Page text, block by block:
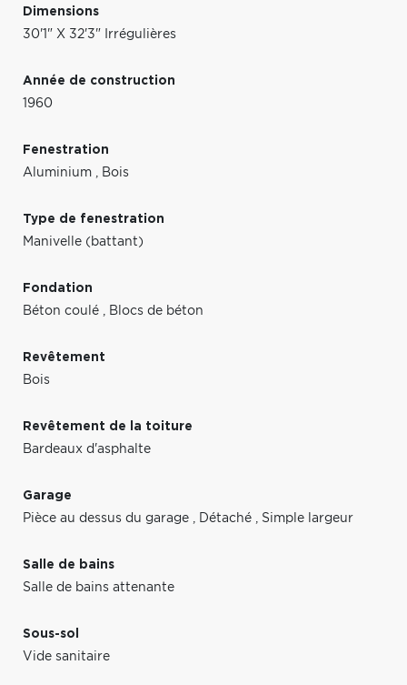
Dimensions
30'1" X 32'3" Irrégulières
Année de construction
1960
Fenestration
Aluminium , Bois
Type de fenestration
Manivelle (battant)
Fondation
Béton coulé , Blocs de béton
Revêtement
Bois
Revêtement de la toiture
Bardeaux d'asphalte
Garage
Pièce au dessus du garage , Détaché , Simple largeur
Salle de bains
Salle de bains attenante
Sous-sol
Vide sanitaire